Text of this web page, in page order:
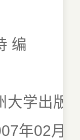
编
大学出版
年02月